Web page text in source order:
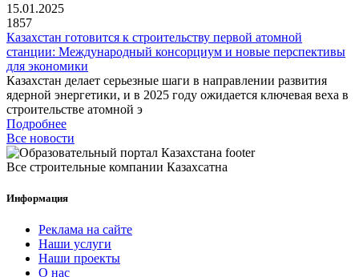
15.01.2025
1857
Казахстан готовится к строительству первой атомной
станции: Международный консорциум и новые перспективы
для экономики
Казахстан делает серьезные шаги в направлении развития
ядерной энергетики, и в 2025 году ожидается ключевая веха в
строительстве атомной э
Подробнее
Все новости
Все строительные компании Казахсатна
Информация
Реклама на сайте
Наши услуги
Наши проекты
О нас